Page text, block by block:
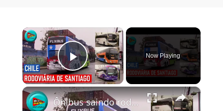
×
Play Video
Now Playing
×
Ônibus saindo rodoviária Santiago - Chile - Muita variedade de ônibus